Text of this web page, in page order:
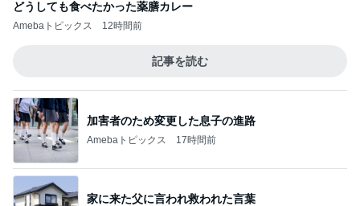
どうしても食べたかった薬膳カレー
Amebaトピックス 12時間前
記事を読む
加害者のため変更した息子の進路
Amebaトピックス 17時間前
家に来た父に言われ救われた言葉